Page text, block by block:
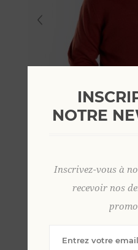
camionneur
NOTRE
Inscrivez-vous à
recevoir nos